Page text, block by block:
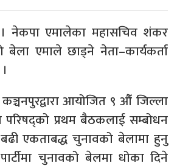
नेकपा एमालेका महासचिव शंकर
एमाले छाड्ने नेता–कार्यकर्ता
आयोजित ९ औँ जिल्ला
परिषद्को प्रथम बैठकलाई सम्बोधन
बढी एकताबद्ध चुनावको बेलामा हुनु
चुनावको बेलमा धोका दिने